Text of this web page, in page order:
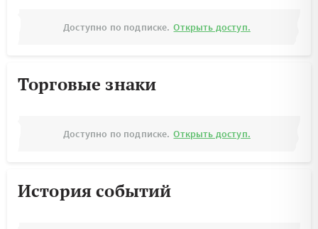
Доступно по подписке. Открыть доступ.
Торговые знаки
Доступно по подписке. Открыть доступ.
История событий